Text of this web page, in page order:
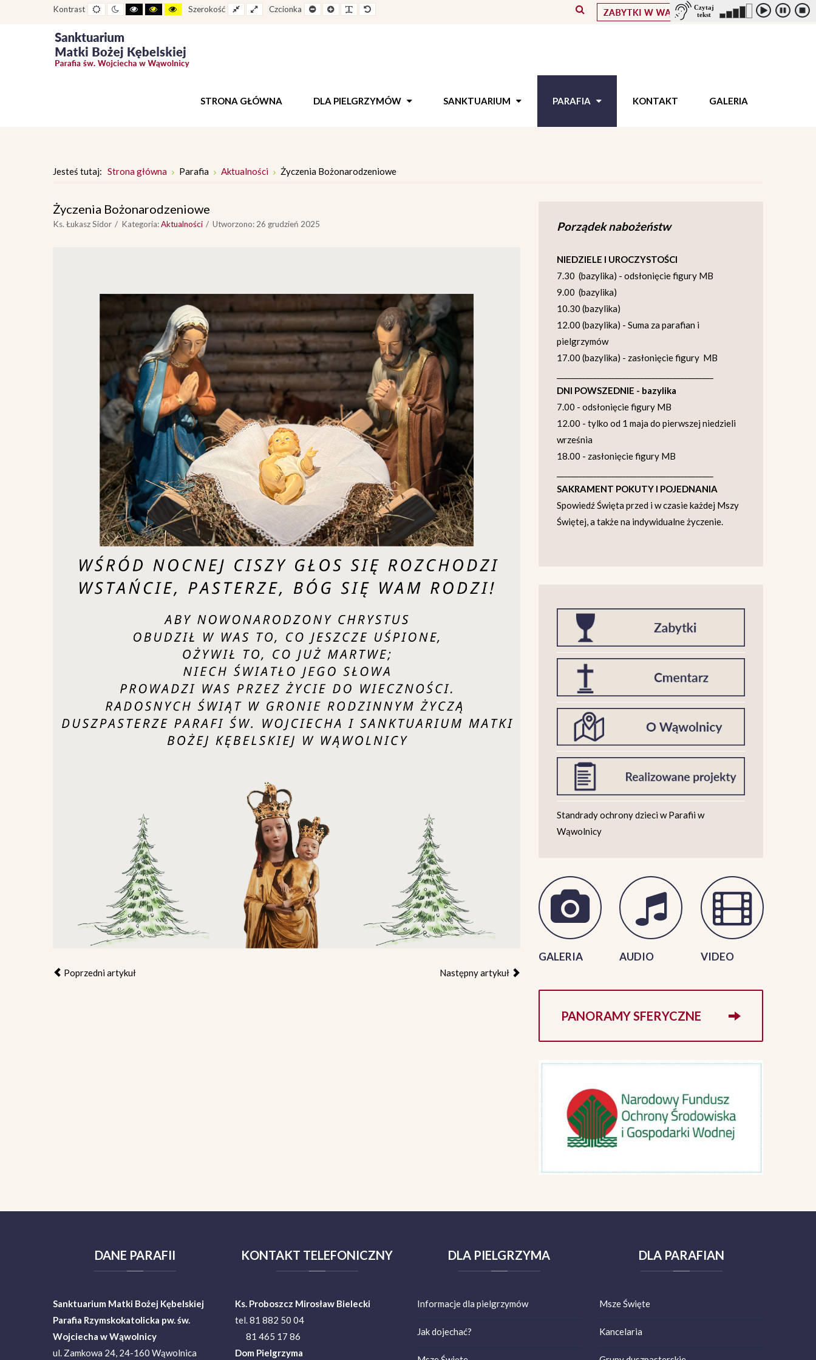
Kontrast
Widok
standardowy
Widok
nocny
Wysoki
kontrast
biały
Wysoki
kontrast
żółty
Wysoki
kontrast
czarny
Szerokość
Fixed
layout
Wide
layout
Czcionka
Pomniejszony
rozmiar
Powiększony
rozmiar
Zwiększ
odstępy
Standarowy
rozmiar
STRONA GŁÓWNA DLA PIELGRZYMÓW SANKTUARIUM PARAFIA KONTAKT GALERIA
Jesteś tutaj: Strona główna Parafia Aktualności Życzenia Bożonarodzeniowe
Życzenia Bożonarodzeniowe
Ks. Łukasz Sidor Kategoria:Aktualności Utworzono: 26 grudzień 2025
Poprzedni artykuł Następny artykuł
Porządek nabożeństw
NIEDZIELE I UROCZYSTOŚCI
7.30 (bazylika) - odsłonięcie figury MB
9.00 (bazylika)
10.30 (bazylika)
12.00 (bazylika) - Suma za parafian i
pielgrzymów
17.00 (bazylika) - zasłonięcie figury MB
DNI POWSZEDNIE - bazylika
7.00 - odsłonięcie figury MB
12.00 - tylko od 1 maja do pierwszej niedzieli
września
18.00 - zasłonięcie figury MB
SAKRAMENT POKUTY I POJEDNANIA
Spowiedź Święta przed i w czasie każdej Mszy
Świętej, a także na indywidualne życzenie.
Standrady ochrony dzieci w Parafii w
Wąwolnicy
GALERIA AUDIO VIDEO
PANORAMY SFERYCZNE
DANE PARAFII
Sanktuarium Matki Bożej Kębelskiej
Parafia Rzymskokatolicka pw. św.
Wojciecha w Wąwolnicy
ul. Zamkowa 24, 24-160 Wąwolnica
KONTAKT TELEFONICZNY
Ks. Proboszcz Mirosław Bielecki
tel. 81 882 50 04
81 465 17 86
Dom Pielgrzyma
DLA PIELGRZYMA
Informacje dla pielgrzymów
Jak dojechać?
DLAPARAFIAN
Msze Święte
Kancelaria